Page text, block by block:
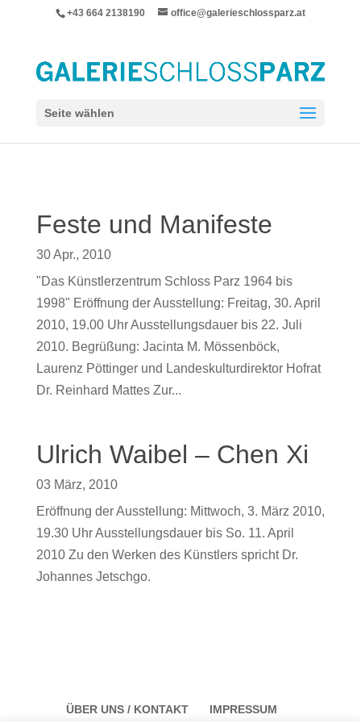
+43 664 2138190 office@galerieschlossparz.at
Seite wählen
Feste und Manifeste
30 Apr., 2010
"Das Künstlerzentrum Schloss Parz 1964 bis
1998" Eröffnung der Ausstellung: Freitag, 30. April
2010, 19.00 Uhr Ausstellungsdauer bis 22. Juli
2010. Begrüßung: Jacinta M. Mössenböck,
Laurenz Pöttinger und Landeskulturdirektor Hofrat
Dr. Reinhard Mattes Zur...
Ulrich Waibel – Chen Xi
03 März, 2010
Eröffnung der Ausstellung: Mittwoch, 3. März 2010,
19.30 Uhr Ausstellungsdauer bis So. 11. April
2010 Zu den Werken des Künstlers spricht Dr.
Johannes Jetschgo.
ÜBER UNS / KONTAKT IMPRESSUM